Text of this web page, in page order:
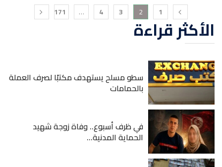
1
2
3
4
…
171
الأكثر قراءة
سطو مسلح يستهدف مكتبًا لصرف العملة
بالحمامات
في ظرف أسبوع.. وفاة زوجة شهيد
الحماية المدنية...